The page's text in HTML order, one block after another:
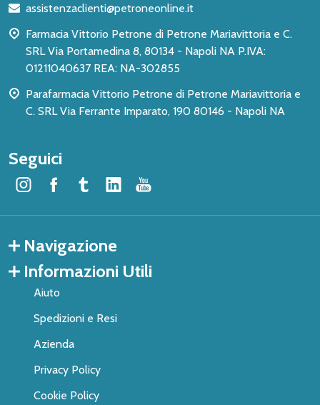
pagina
assistenzaclienti@petroneonline.it
Farmacia Vittorio Petrone di Petrone Mariavittoria e C.
SRL Via Portamedina 8, 80134 - Napoli NA P.IVA:
01211040637 REA: NA-302855
Parafarmacia Vittorio Petrone di Petrone Mariavittoria e
C. SRL Via Ferrante Imparato, 190 80146 - Napoli NA
Seguici
Navigazione
Informazioni Utili
Aiuto
Spedizioni e Resi
Azienda
Privacy Policy
Cookie Policy